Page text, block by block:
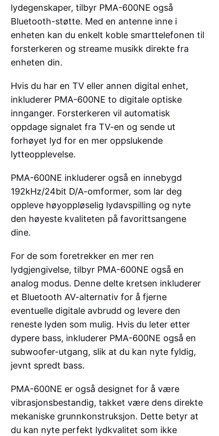
lydegenskaper, tilbyr PMA-600NE også
Bluetooth-støtte. Med en antenne inne i
enheten kan du enkelt koble smarttelefonen til
forsterkeren og streame musikk direkte fra
enheten din.
Hvis du har en TV eller annen digital enhet,
inkluderer PMA-600NE to digitale optiske
innganger. Forsterkeren vil automatisk
oppdage signalet fra TV-en og sende ut
forhøyet lyd for en mer oppslukende
lytteopplevelse.
PMA-600NE inkluderer også en innebygd
192kHz/24bit D/A-omformer, som lar deg
oppleve høyoppløselig lydavspilling og nyte
den høyeste kvaliteten på favorittsangene
dine.
For de som foretrekker en mer ren
lydgjengivelse, tilbyr PMA-600NE også en
analog modus. Denne delte kretsen inkluderer
et Bluetooth AV-alternativ for å fjerne
eventuelle digitale avbrudd og levere den
reneste lyden som mulig. Hvis du leter etter
dypere bass, inkluderer PMA-600NE også en
subwoofer-utgang, slik at du kan nyte fyldig,
jevnt spredt bass.
PMA-600NE er også designet for å være
vibrasjonsbestandig, takket være dens direkte
mekaniske grunnkonstruksjon. Dette betyr at
du kan nyte perfekt lydkvalitet som ikke